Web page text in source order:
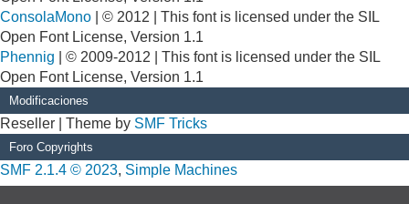
ConsolaMono | © 2012 | This font is licensed under the SIL
Open Font License, Version 1.1
Phennig | © 2009-2012 | This font is licensed under the SIL
Open Font License, Version 1.1
Modificaciones
Reseller | Theme by SMF Tricks
Foro Copyrights
SMF 2.1.4 © 2023, Simple Machines